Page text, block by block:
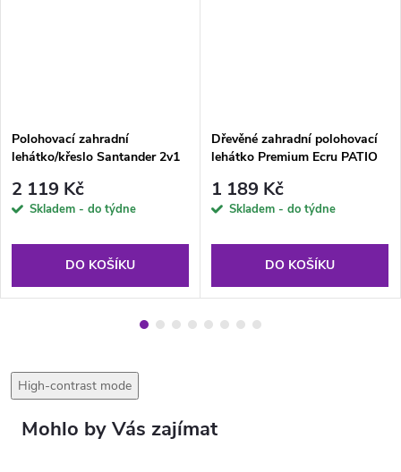
Polohovací zahradní
lehátko/křeslo Santander 2v1
2 119 Kč
Skladem - do týdne
DO KOŠÍKU
Dřevěné zahradní polohovací
lehátko Premium Ecru PATIO
1 189 Kč
Skladem - do týdne
DO KOŠÍKU
High-contrast mode